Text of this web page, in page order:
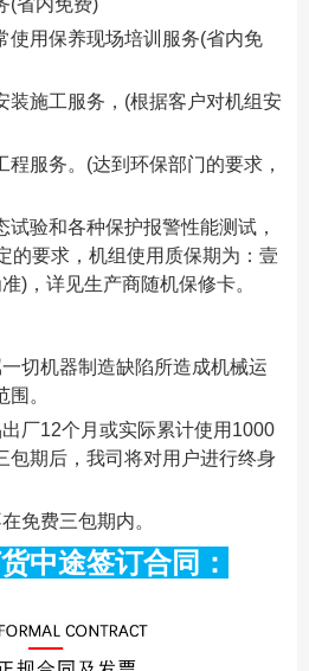
用保养现场培训服务(省内免
施工服务，(根据客户对机组安
服务。(达到环保部门的要求，
验和各种保护报警性能测试，
的要求，机组使用质保期为：壹
)，详见生产商随机保修卡。
切机器制造缺陷所造成机械运
。
厂12个月或实际累计使用1000
包期后，我司将对用户进行终身
免费三包期内。
中途签订合同：